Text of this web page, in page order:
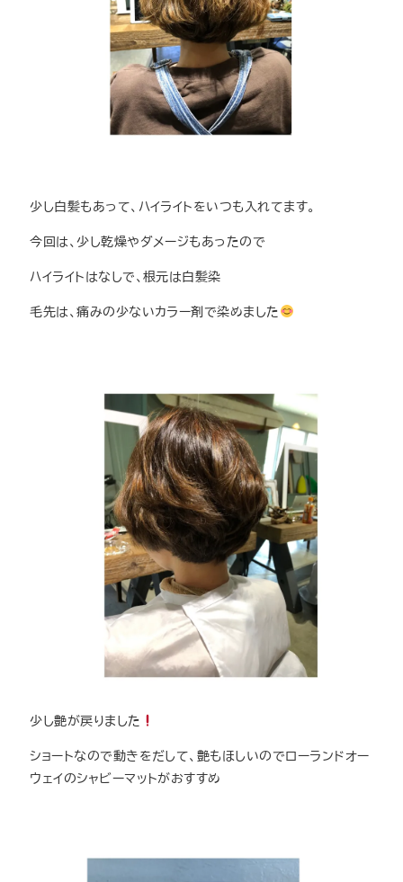
少し白髪もあって、ハイライトをいつも入れてます。
今回は、少し乾燥やダメージもあったので
ハイライトはなしで、根元は白髪染
毛先は、痛みの少ないカラー剤で染めました
少し艶が戻りました
ショートなので動きをだして、艶もほしいのでローランドオー
ウェイのシャビーマットがおすすめ